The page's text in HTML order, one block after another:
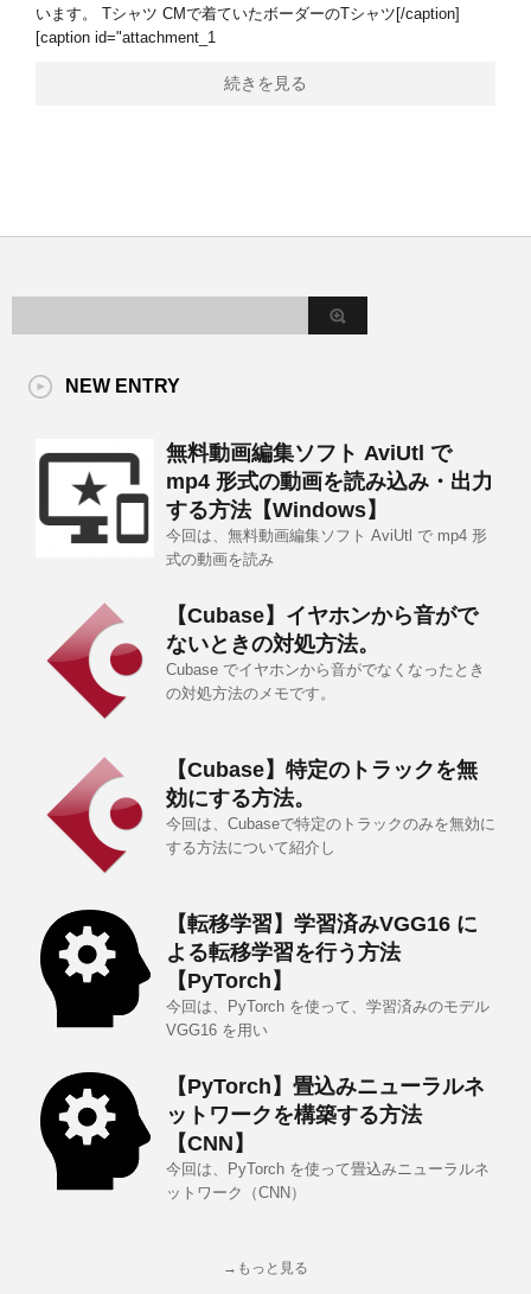
います。 Tシャツ CMで着ていたボーダーのTシャツ[/caption]
[caption id="attachment_1
続きを見る
NEW ENTRY
無料動画編集ソフト AviUtl で
mp4 形式の動画を読み込み・出力
する方法【Windows】
今回は、無料動画編集ソフト AviUtl で mp4 形
式の動画を読み
【Cubase】イヤホンから音がで
ないときの対処方法。
Cubase でイヤホンから音がでなくなったとき
の対処方法のメモです。
【Cubase】特定のトラックを無
効にする方法。
今回は、Cubaseで特定のトラックのみを無効に
する方法について紹介し
【転移学習】学習済みVGG16 に
よる転移学習を行う方法
【PyTorch】
今回は、PyTorch を使って、学習済みのモデル
VGG16 を用い
【PyTorch】畳込みニューラルネ
ットワークを構築する方法
【CNN】
今回は、PyTorch を使って畳込みニューラルネ
ットワーク（CNN）
→もっと見る